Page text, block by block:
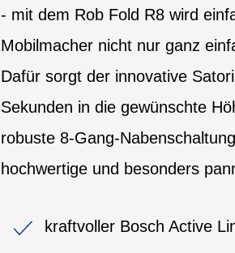
- mit dem Rob Fold R8 wird
Mobilmacher nicht nur ganz
Dafür sorgt der innovative
Sekunden in die gewünschte
robuste 8-Gang-
hochwertige und besonders
kraftvoller Bosch Active